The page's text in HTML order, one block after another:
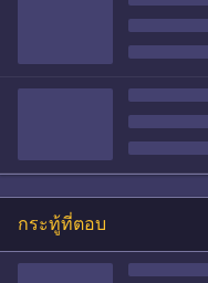
กระทู้ที่ตอบ